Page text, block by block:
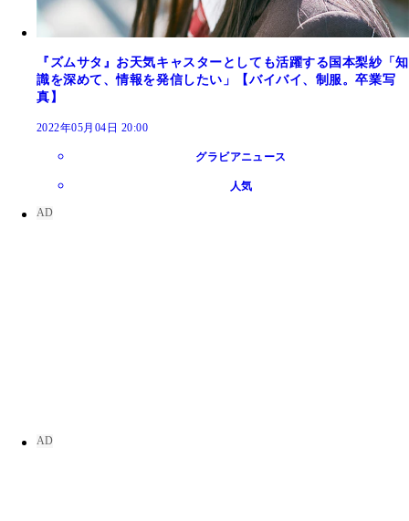
『ズムサタ』お天気キャスターとしても活躍する国本梨紗「知
識を深めて、情報を発信したい」【バイバイ、制服。卒業写
真】
2022年05月04日 20:00
グラビアニュース
人気